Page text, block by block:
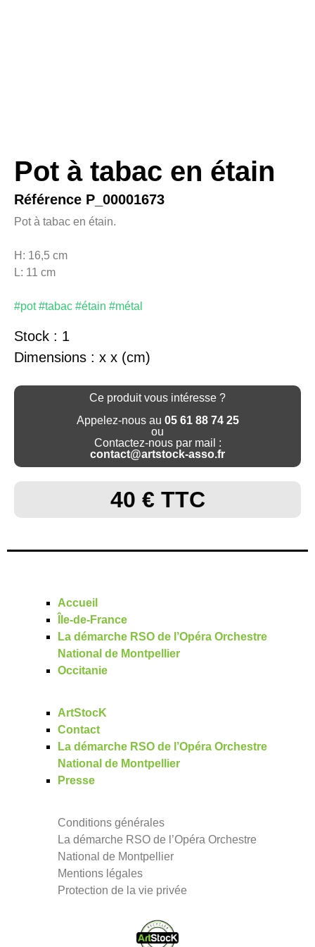
Pot à tabac en étain
Référence P_00001673
Pot à tabac en étain.
H: 16,5 cm
L: 11 cm
#pot #tabac #étain #métal
Stock : 1
Dimensions : x x (cm)
Ce produit vous intéresse ?
Appelez-nous au 05 61 88 74 25
ou
Contactez-nous par mail :
contact@artstock-asso.fr
40 € TTC
Accueil
Île-de-France
La démarche RSO de l’Opéra Orchestre
National de Montpellier
Occitanie
ArtStocK
Contact
La démarche RSO de l’Opéra Orchestre
National de Montpellier
Presse
Conditions générales
La démarche RSO de l’Opéra Orchestre
National de Montpellier
Mentions légales
Protection de la vie privée